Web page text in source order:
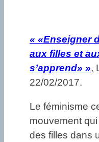
« «Enseigner
aux filles et
s’apprend» »,
22/02/2017.
Le féminisme
mouvement
des filles dans